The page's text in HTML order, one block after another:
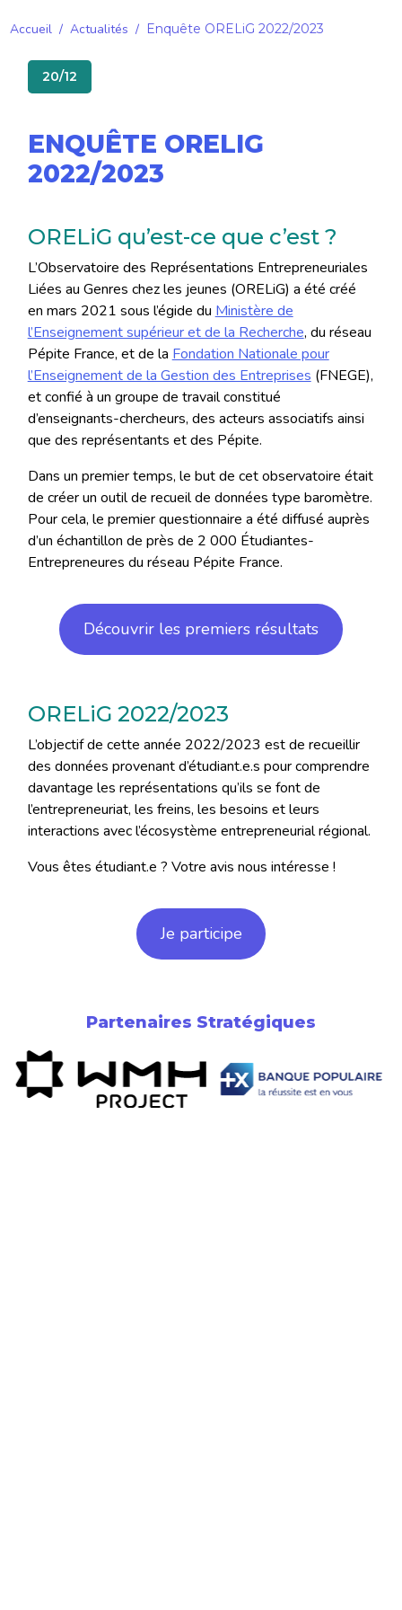
Accueil / Actualités / Enquête ORELiG 2022/2023
20/12
ENQUÊTE ORELIG
2022/2023
ORELiG qu’est-ce que c’est ?
L’Observatoire des Représentations Entrepreneuriales
Liées au Genres chez les jeunes (ORELiG) a été créé
en mars 2021 sous l’égide du Ministère de
l’Enseignement supérieur et de la Recherche, du réseau
Pépite France, et de la Fondation Nationale pour
l’Enseignement de la Gestion des Entreprises (FNEGE),
et confié à un groupe de travail constitué
d’enseignants-chercheurs, des acteurs associatifs ainsi
que des représentants et des Pépite.
Dans un premier temps, le but de cet observatoire était
de créer un outil de recueil de données type baromètre.
Pour cela, le premier questionnaire a été diffusé auprès
d’un échantillon de près de 2 000 Étudiantes-
Entrepreneures du réseau Pépite France.
Découvrir les premiers résultats
ORELiG 2022/2023
L’objectif de cette année 2022/2023 est de recueillir
des données provenant d’étudiant.e.s pour comprendre
davantage les représentations qu’ils se font de
l’entrepreneuriat, les freins, les besoins et leurs
interactions avec l’écosystème entrepreneurial régional.
Vous êtes étudiant.e ? Votre avis nous intéresse !
Je participe
Partenaires Stratégiques